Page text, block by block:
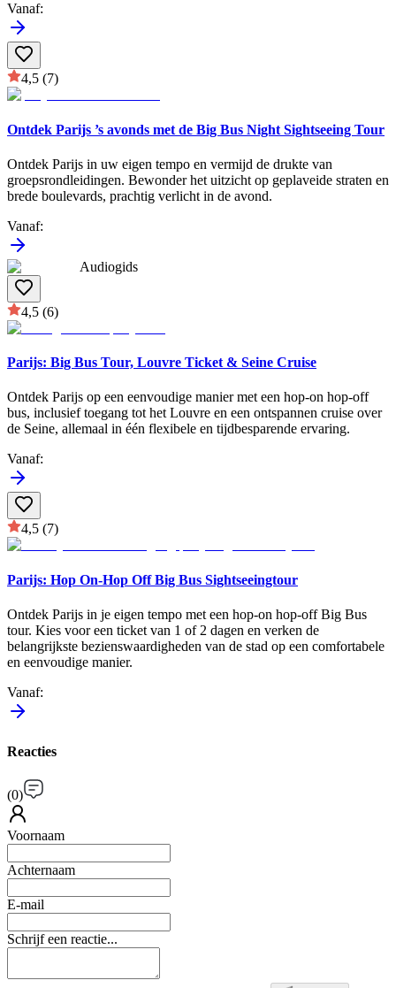
Vanaf:
4,5 (7)
Ontdek Parijs ’s avonds met de Big Bus Night Sightseeing Tour
Ontdek Parijs in uw eigen tempo en vermijd de drukte van
groepsrondleidingen. Bewonder het uitzicht op geplaveide straten en
brede boulevards, prachtig verlicht in de avond.
Vanaf:
Audiogids
4,5 (6)
Parijs: Big Bus Tour, Louvre Ticket & Seine Cruise
Ontdek Parijs op een eenvoudige manier met een hop-on hop-off
bus, inclusief toegang tot het Louvre en een ontspannen cruise over
de Seine, allemaal in één flexibele en tijdbesparende ervaring.
Vanaf:
4,5 (7)
Parijs: Hop On-Hop Off Big Bus Sightseeingtour
Ontdek Parijs in je eigen tempo met een hop-on hop-off Big Bus
tour. Kies voor een ticket van 1 of 2 dagen en verken de
belangrijkste bezienswaardigheden van de stad op een comfortabele
en eenvoudige manier.
Vanaf:
Reacties
(0)
Voornaam
Achternaam
E-mail
Schrijf een reactie...